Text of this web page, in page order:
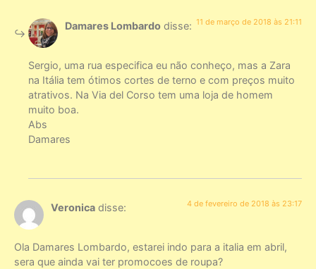
Damares Lombardo disse: 11 de março de 2018 às 21:11
Sergio, uma rua especifica eu não conheço, mas a Zara
na Itália tem ótimos cortes de terno e com preços muito
atrativos. Na Via del Corso tem uma loja de homem
muito boa.
Abs
Damares
Veronica disse: 4 de fevereiro de 2018 às 23:17
Ola Damares Lombardo, estarei indo para a italia em abril,
sera que ainda vai ter promocoes de roupa?